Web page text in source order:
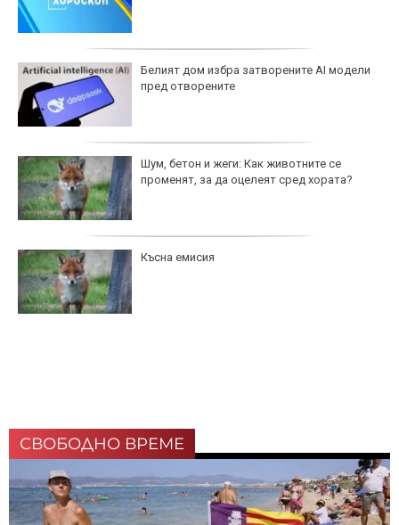
Белият дом избра затворените AI модели
пред отворените
Шум, бетон и жеги: Как животните се
променят, за да оцелеят сред хората?
Късна емисия
СВОБОДНО ВРЕМЕ